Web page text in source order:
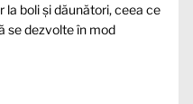
la boli și dăunători, ceea ce
se dezvolte în mod